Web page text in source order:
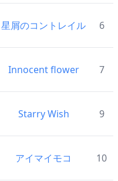
星屑のコントレイル 6
Innocent flower 7
Starry Wish 9
アイマイモコ 10